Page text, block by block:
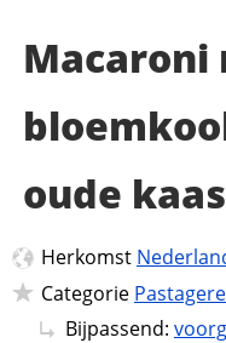
Macaroni
oude kaas
Herkomst
Categorie
Bijpassend: